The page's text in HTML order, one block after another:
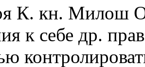
К. кн. Милош
к себе др.